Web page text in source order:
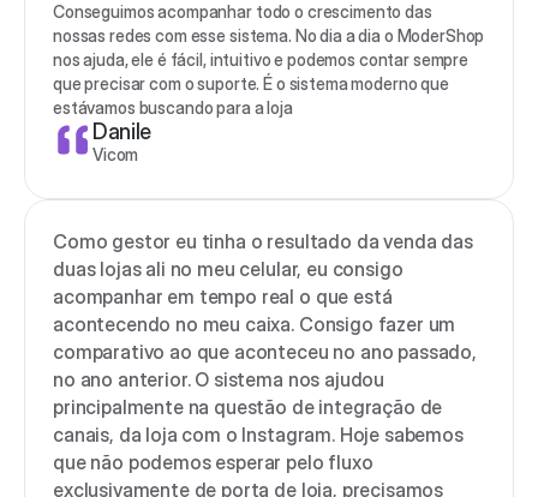
Conseguimos acompanhar todo o crescimento das
nossas redes com esse sistema. No dia a dia o ModerShop
nos ajuda, ele é fácil, intuitivo e podemos contar sempre
que precisar com o suporte. É o sistema moderno que
estávamos buscando para a loja
Danile
Vicom
Como gestor eu tinha o resultado da venda das
duas lojas ali no meu celular, eu consigo
acompanhar em tempo real o que está
acontecendo no meu caixa. Consigo fazer um
comparativo ao que aconteceu no ano passado,
no ano anterior. O sistema nos ajudou
principalmente na questão de integração de
canais, da loja com o Instagram. Hoje sabemos
que não podemos esperar pelo fluxo
exclusivamente de porta de loja, precisamos